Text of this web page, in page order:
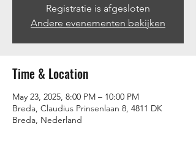
Registratie is afgesloten
Andere evenementen bekijken
Time & Location
May 23, 2025, 8:00 PM – 10:00 PM
Breda, Claudius Prinsenlaan 8, 4811 DK
Breda, Nederland